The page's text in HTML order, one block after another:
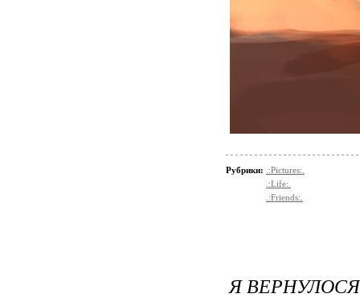
Рубрики:
.:Pictures:.
.:Life:.
.:Friends:.
Я ВЕРНУЛОСЯ